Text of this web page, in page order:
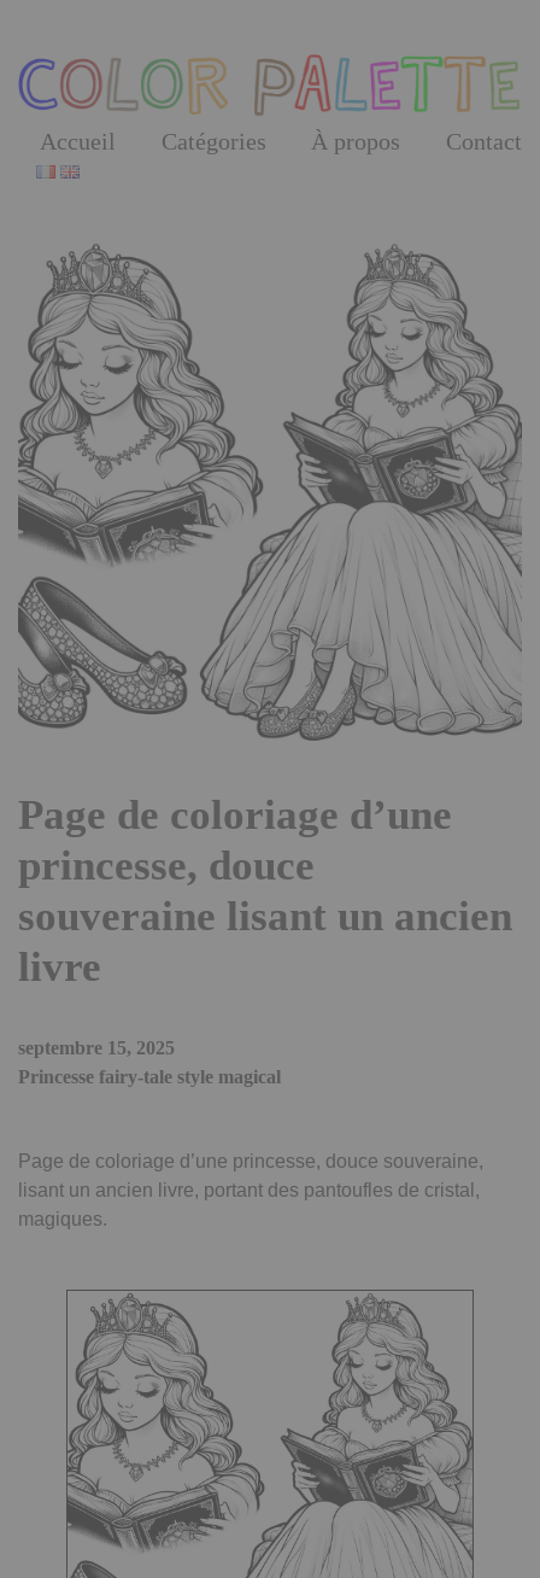
the
content
Accueil Catégories À propos Contact
Page de coloriage d’une
princesse, douce
souveraine lisant un ancien
livre
septembre 15, 2025
Princesse fairy-tale style magical
Page de coloriage d’une princesse, douce souveraine,
lisant un ancien livre, portant des pantoufles de cristal,
magiques.